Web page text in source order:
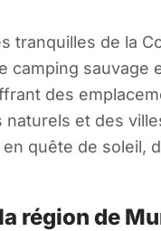
tranquilles de la
camping
des
et des
quête de
région de